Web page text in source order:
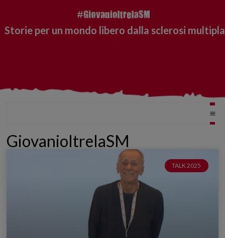
Storie per un mondo libero dalla sclerosi multipla
GiovanioltrelaSM
TALK 2025